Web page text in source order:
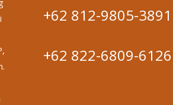
+62 812-9805-3891
+62 822-6809-6126